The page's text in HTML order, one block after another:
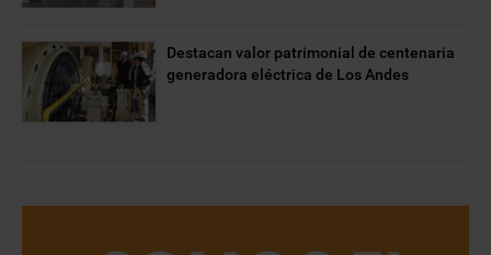
Destacan valor patrimonial de centenaria
generadora eléctrica de Los Andes